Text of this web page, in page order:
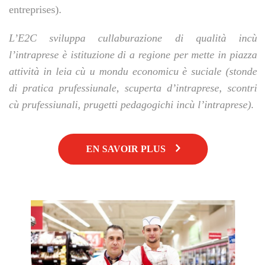
entreprises).
L’E2C sviluppa cullaburazione di qualità incù
l’intraprese è istituzione di a regione per mette in piazza
attività in leia cù u mondu economicu è suciale (stonde
di pratica prufessiunale, scuperta d’intraprese, scontri
cù prufessiunali, prugetti pedagogichi incù l’intraprese).
EN SAVOIR PLUS